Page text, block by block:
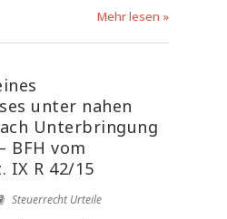
Mehr lesen »
unter nahen
Unterbringung
BFH vom
IX R 42/15
Steuerrecht Urteile